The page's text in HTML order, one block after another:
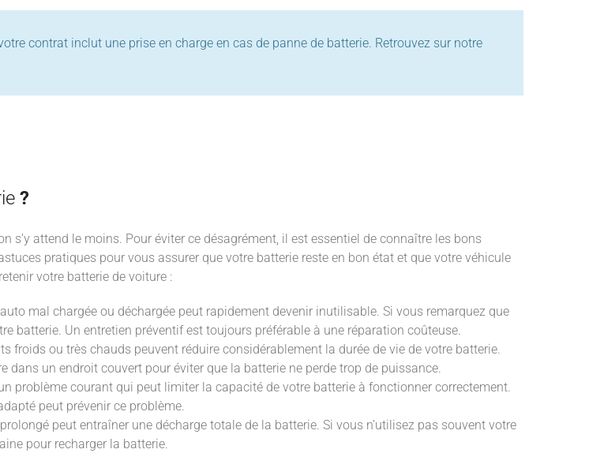
contrat inclut une prise en charge en cas de panne de batterie. Retrouvez sur notre
?
s’y attend le moins. Pour éviter ce désagrément, il est essentiel de connaître les bons
pratiques pour vous assurer que votre batterie reste en bon état et que votre véhicule
votre batterie de voiture :
mal chargée ou déchargée peut rapidement devenir inutilisable. Si vous remarquez que
batterie. Un entretien préventif est toujours préférable à une réparation coûteuse.
froids ou très chauds peuvent réduire considérablement la durée de vie de votre batterie.
dans un endroit couvert pour éviter que la batterie ne perde trop de puissance.
problème courant qui peut limiter la capacité de votre batterie à fonctionner correctement.
peut prévenir ce problème.
peut entraîner une décharge totale de la batterie. Si vous n’utilisez pas souvent votre
pour recharger la batterie.